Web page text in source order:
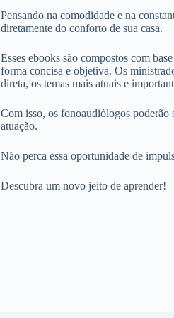
Pensando na comodidade e na
diretamente do conforto de sua casa.
Esses ebooks são compostos com
forma concisa e objetiva. Os
direta, os temas mais atuais e
Com isso, os fonoaudiólogos poderão
atuação.
Não perca essa oportunidade de
Descubra um novo jeito de aprender!